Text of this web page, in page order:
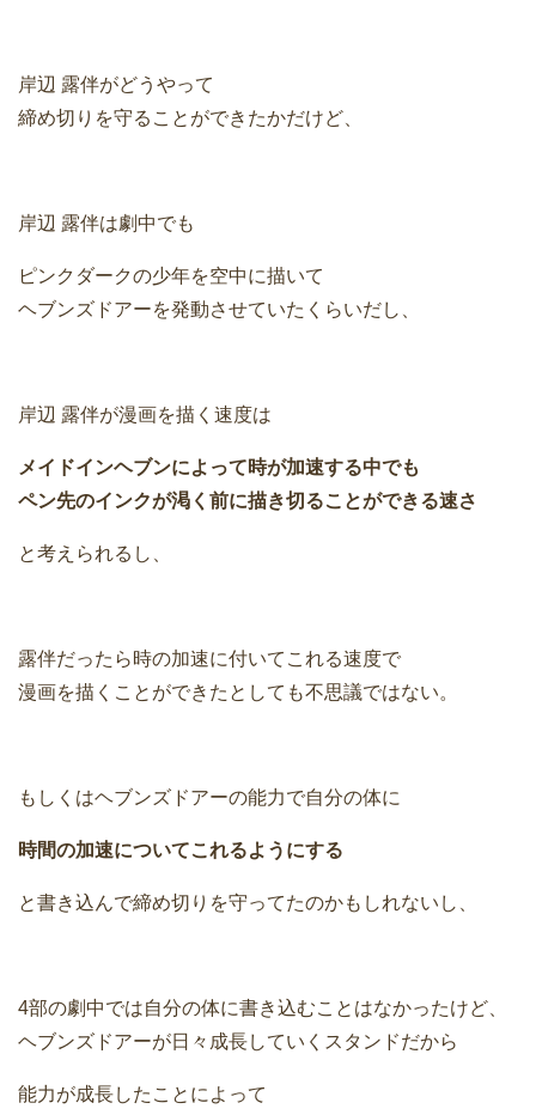
岸辺 露伴がどうやって
締め切りを守ることができたかだけど、
岸辺 露伴は劇中でも
ピンクダークの少年を空中に描いて
ヘブンズドアーを発動させていたくらいだし、
岸辺 露伴が漫画を描く速度は
メイドインヘブンによって時が加速する中でも
ペン先のインクが渇く前に描き切ることができる速さ
と考えられるし、
露伴だったら時の加速に付いてこれる速度で
漫画を描くことができたとしても不思議ではない。
もしくはヘブンズドアーの能力で自分の体に
時間の加速についてこれるようにする
と書き込んで締め切りを守ってたのかもしれないし、
4部の劇中では自分の体に書き込むことはなかったけど、
ヘブンズドアーが日々成長していくスタンドだから
能力が成長したことによって